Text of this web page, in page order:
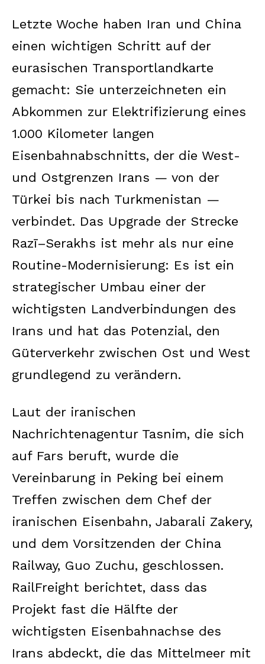
Letzte Woche haben Iran und China
einen wichtigen Schritt auf der
eurasischen Transportlandkarte
gemacht: Sie unterzeichneten ein
Abkommen zur Elektrifizierung eines
1.000 Kilometer langen
Eisenbahnabschnitts, der die West-
und Ostgrenzen Irans — von der
Türkei bis nach Turkmenistan —
verbindet. Das Upgrade der Strecke
Razī–Serakhs ist mehr als nur eine
Routine-Modernisierung: Es ist ein
strategischer Umbau einer der
wichtigsten Landverbindungen des
Irans und hat das Potenzial, den
Güterverkehr zwischen Ost und West
grundlegend zu verändern.
Laut der iranischen
Nachrichtenagentur Tasnim, die sich
auf Fars beruft, wurde die
Vereinbarung in Peking bei einem
Treffen zwischen dem Chef der
iranischen Eisenbahn, Jabarali Zakery,
und dem Vorsitzenden der China
Railway, Guo Zuchu, geschlossen.
RailFreight berichtet, dass das
Projekt fast die Hälfte der
wichtigsten Eisenbahnachse des
Irans abdeckt, die das Mittelmeer mit